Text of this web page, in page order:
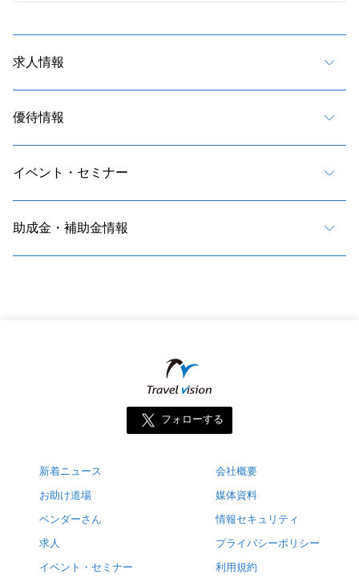
求人情報
優待情報
イベント・セミナー
助成金・補助金情報
フォローする
新着ニュース
お助け道場
ベンダーさん
求人
イベント・セミナー
会社概要
媒体資料
情報セキュリティ
プライバシーポリシー
利用規約